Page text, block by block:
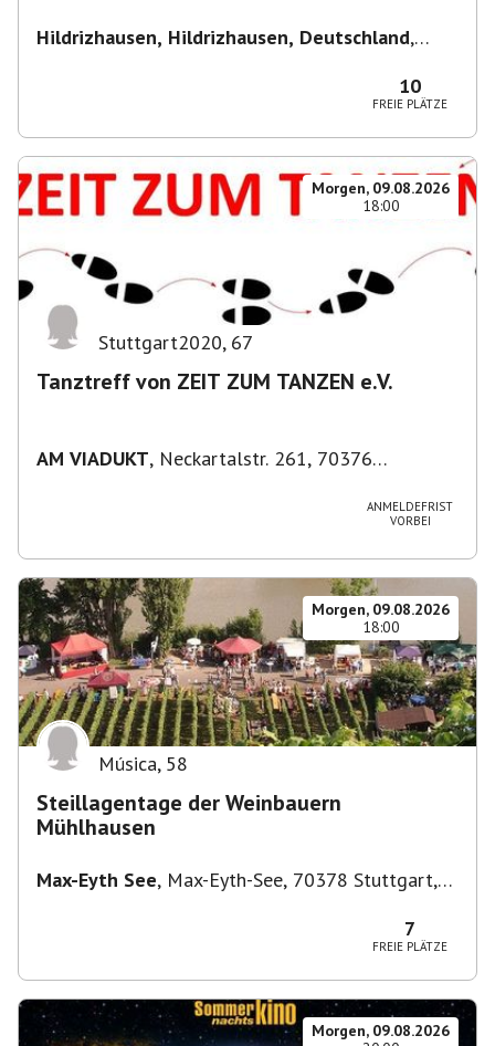
Hildrizhausen, Hildrizhausen, Deutschland,
10
FREIE PLÄTZE
Morgen, 09.08.2026
18:00
Stuttgart2020, 67
Tanztreff von ZEIT ZUM TANZEN e.V.
AM VIADUKT, Neckartalstr. 261, 70376
ANMELDEFRIST
VORBEI
Morgen, 09.08.2026
18:00
Música, 58
Steillagentage der Weinbauern
Mühlhausen
Max-Eyth See, Max-Eyth-See, 70378 Stuttgart,
7
FREIE PLÄTZE
Morgen, 09.08.2026